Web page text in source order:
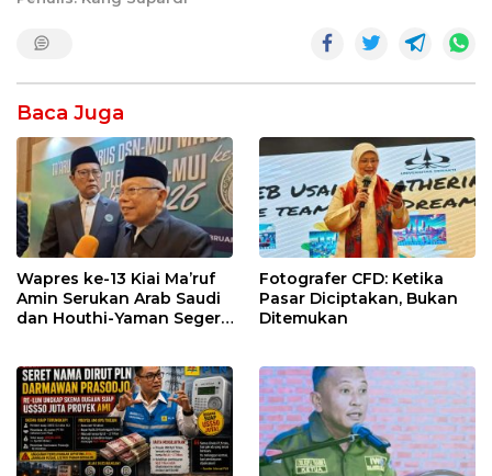
Baca Juga
Wapres ke-13 Kiai Ma’ruf
Amin Serukan Arab Saudi
dan Houthi-Yaman Segera
Fotografer CFD: Ketika
Pasar Diciptakan, Bukan
Ditemukan